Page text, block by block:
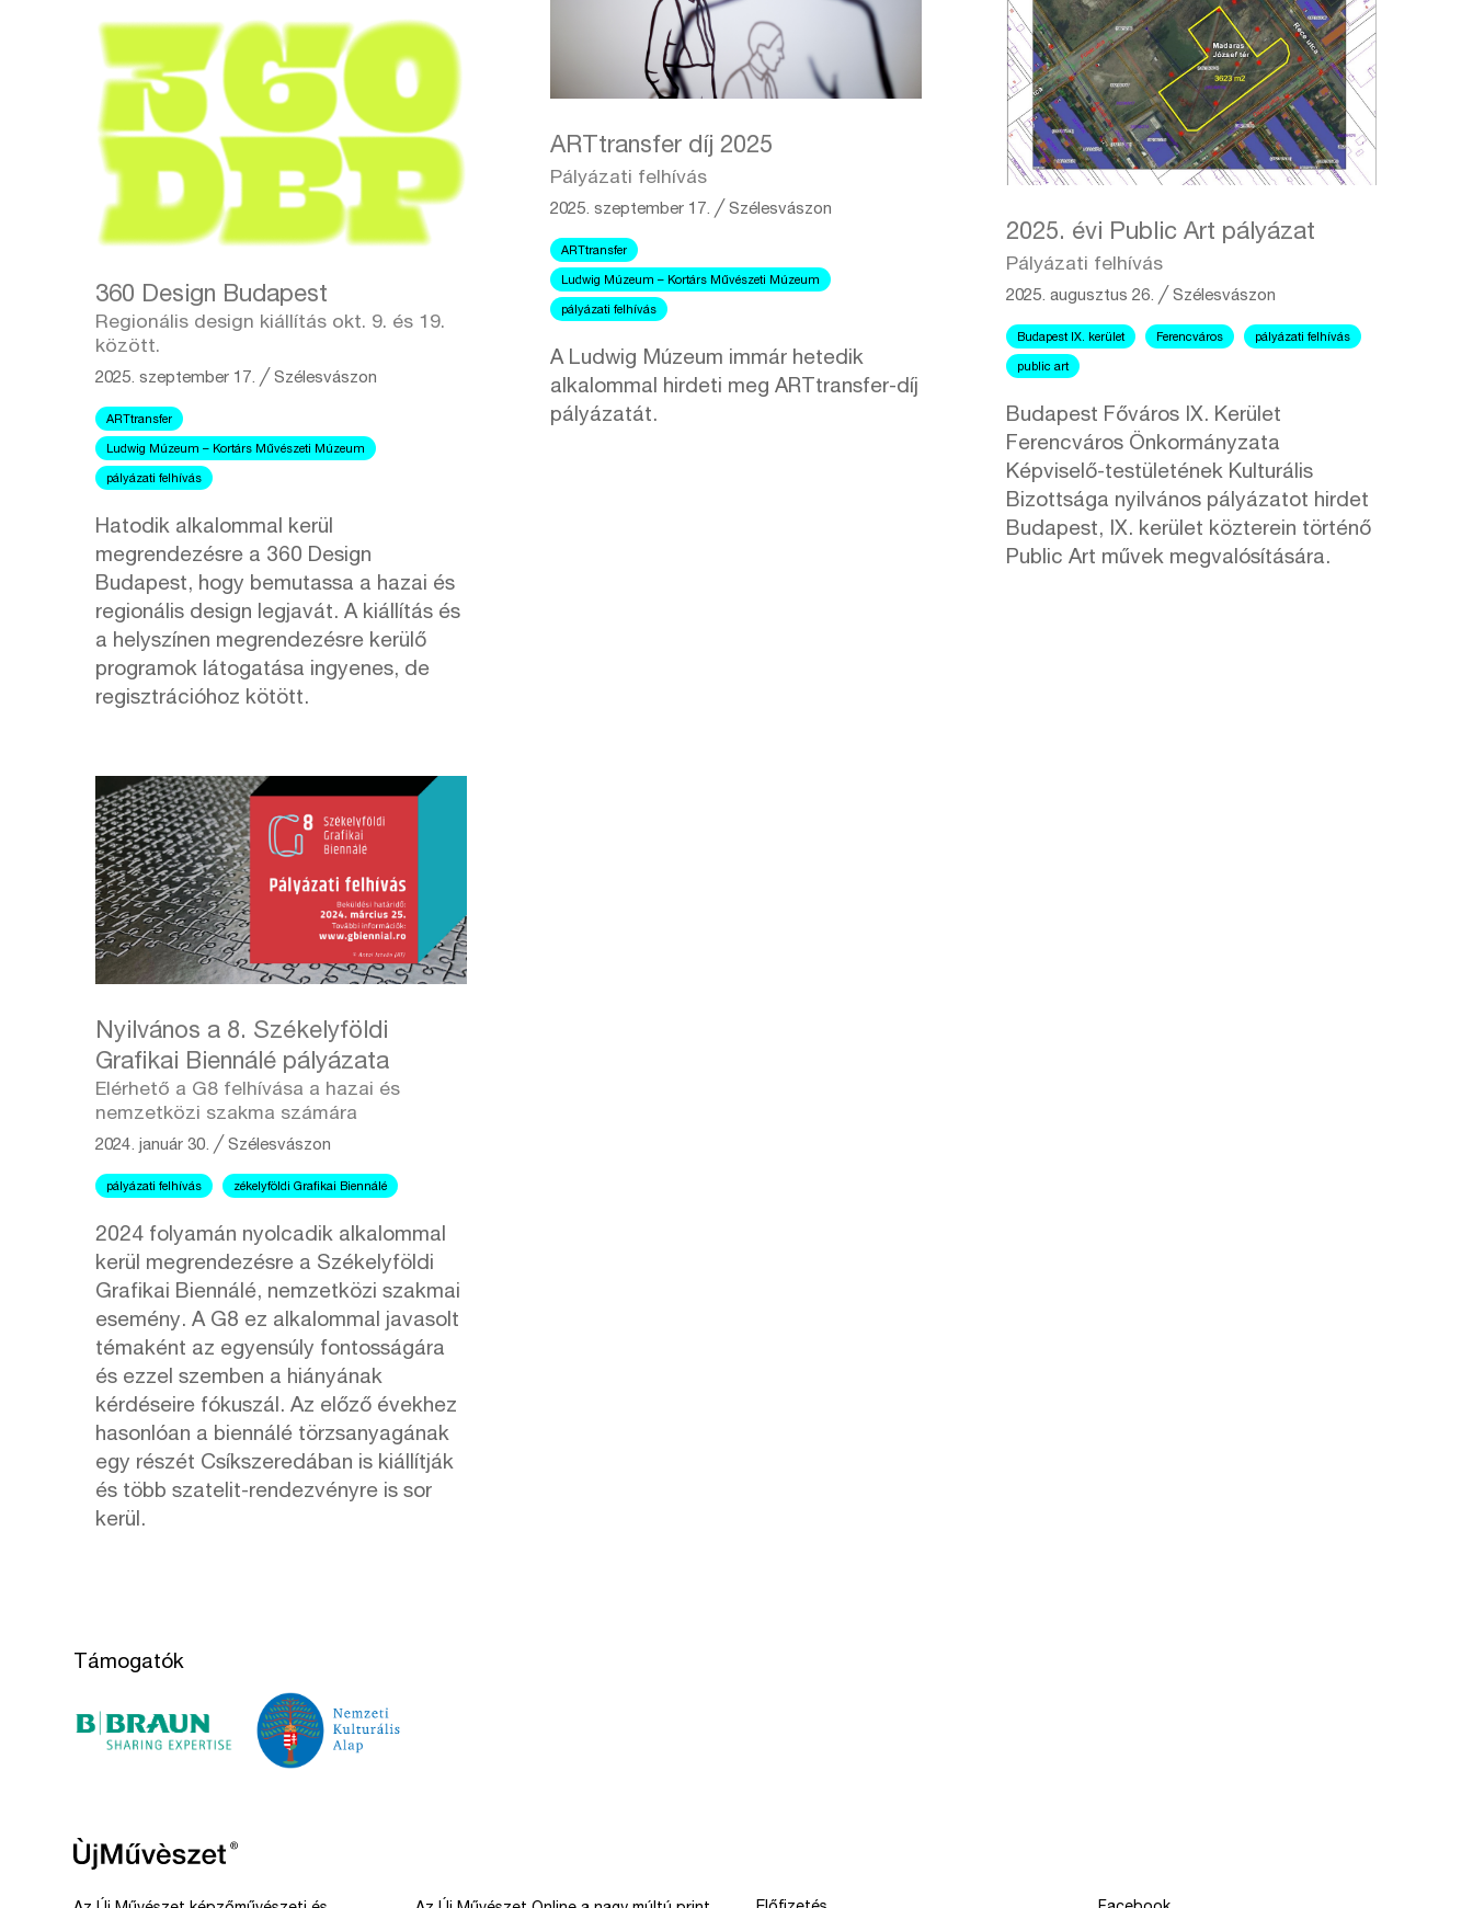
360 Design Budapest
Regionális design kiállítás okt. 9. és 19.
között.
2025. szeptember 17. ╱Szélesvászon
ARTtransfer
Ludwig Múzeum – Kortárs Művészeti Múzeum
pályázati felhívás
Hatodik alkalommal kerül
megrendezésre a 360 Design
Budapest, hogy bemutassa a hazai és
regionális design legjavát. A kiállítás és
a helyszínen megrendezésre kerülő
programok látogatása ingyenes, de
regisztrációhoz kötött.
Nyilvános a 8. Székelyföldi
Grafikai Biennálé pályázata
Elérhető a G8 felhívása a hazai és
nemzetközi szakma számára
2024. január 30. ╱Szélesvászon
pályázati felhívás zékelyföldi Grafikai Biennálé
2024 folyamán nyolcadik alkalommal
kerül megrendezésre a Székelyföldi
Grafikai Biennálé, nemzetközi szakmai
esemény. A G8 ez alkalommal javasolt
témaként az egyensúly fontosságára
és ezzel szemben a hiányának
kérdéseire fókuszál. Az előző évekhez
hasonlóan a biennálé törzsanyagának
egy részét Csíkszeredában is kiállítják
és több szatelit-rendezvényre is sor
kerül.
ARTtransfer díj 2025
Pályázati felhívás
2025. szeptember 17. ╱Szélesvászon
ARTtransfer
Ludwig Múzeum – Kortárs Művészeti Múzeum
pályázati felhívás
A Ludwig Múzeum immár hetedik
alkalommal hirdeti meg ARTtransfer-díj
pályázatát.
2025. évi Public Art pályázat
Pályázati felhívás
2025. augusztus 26. ╱ Szélesvászon
Budapest IX. kerület Ferencváros pályázati felhívás
public art
Budapest Főváros IX. Kerület
Ferencváros Önkormányzata
Képviselő-testületének Kulturális
Bizottsága nyilvános pályázatot hirdet
Budapest, IX. kerület közterein történő
Public Art művek megvalósítására.
Támogatók